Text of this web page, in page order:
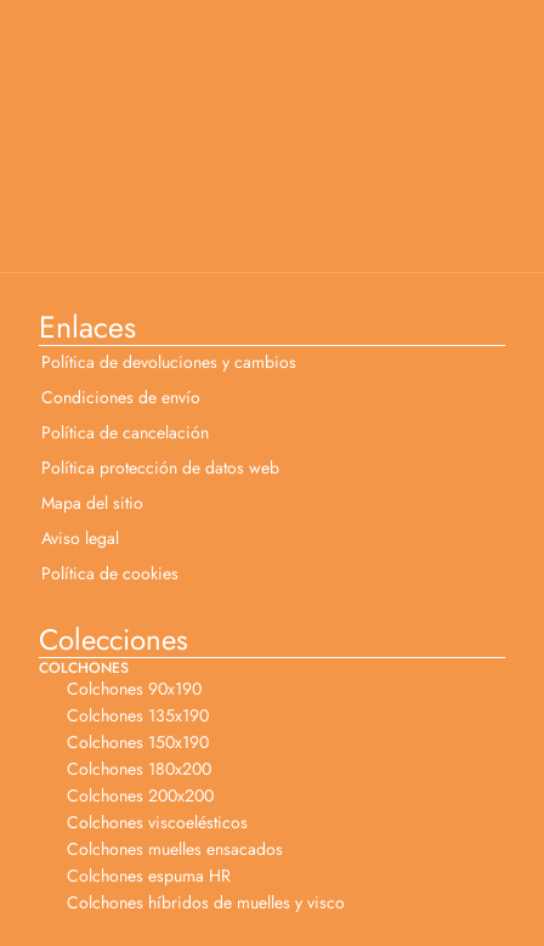
Enlaces
Política de devoluciones y cambios
Condiciones de envío
Política de cancelación
Política protección de datos web
Mapa del sitio
Aviso legal
Política de cookies
Colecciones
COLCHONES
Colchones 90x190
Colchones 135x190
Colchones 150x190
Colchones 180x200
Colchones 200x200
Colchones viscoelésticos
Colchones muelles ensacados
Colchones espuma HR
Colchones híbridos de muelles y visco